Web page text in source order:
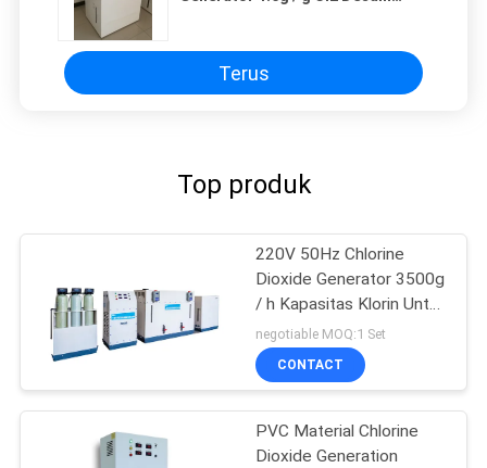
Terus
Top produk
220V 50Hz Chlorine
Dioxide Generator 3500g
/ h Kapasitas Klorin Untuk
Membuat Campuran
Oksida
negotiable MOQ:1 Set
CONTACT
PVC Material Chlorine
Dioxide Generation